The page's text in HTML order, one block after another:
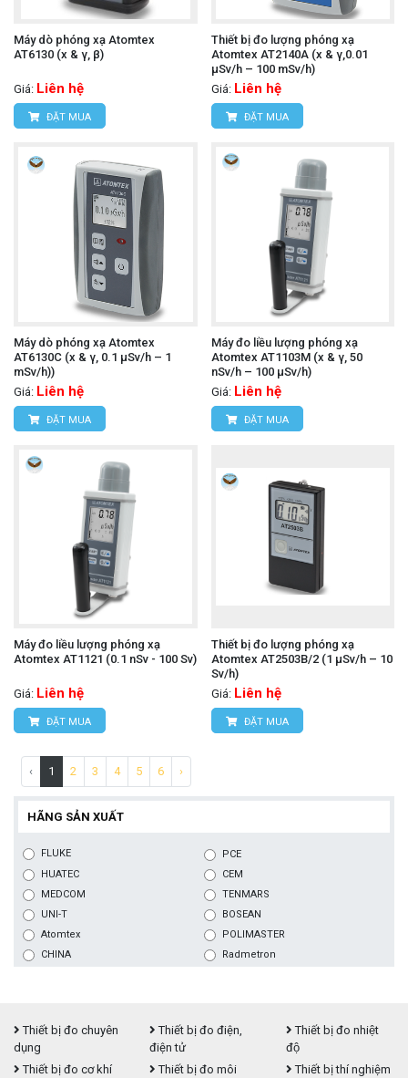
Máy dò phóng xạ Atomtex
АТ6130 (x & γ, β)
Giá: Liên hệ
ĐẶT MUA
Thiết bị đo lượng phóng xạ
Atomtex АТ2140А (x & γ,0.01
µSv/h – 100 mSv/h)
Giá: Liên hệ
ĐẶT MUA
Máy dò phóng xạ Atomtex
АТ6130C (x & γ, 0.1 µSv/h – 1
mSv/h))
Giá: Liên hệ
ĐẶT MUA
Máy đo liều lượng phóng xạ
Atomtex AT1103M (x & γ, 50
nSv/h – 100 µSv/h)
Giá: Liên hệ
ĐẶT MUA
Máy đo liều lượng phóng xạ
Atomtex АТ1121 (0.1 nSv - 100 Sv)
Giá: Liên hệ
ĐẶT MUA
Thiết bị đo lượng phóng xạ
Atomtex AT2503В/2 (1 µSv/h – 10
Sv/h)
Giá: Liên hệ
ĐẶT MUA
‹ 1 2 3 4 5 6 ›
HÃNG SẢN XUẤT
FLUKE
PCE
HUATEC
CEM
MEDCOM
TENMARS
UNI-T
BOSEAN
Atomtex
POLIMASTER
CHINA
Radmetron
Thiết bị đo chuyên
dụng
Thiết bị đo điện,
điện tử
Thiết bị đo nhiệt
độ
Thiết bị đo cơ khí
Thiết bị đo môi
Thiết bị thí nghiệm